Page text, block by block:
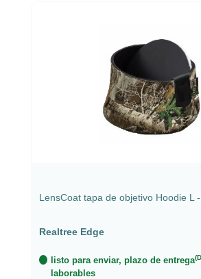
LensCoat tapa de objetivo Hoodie L
Realtree Edge
listo para enviar, plazo de entrega
laborables